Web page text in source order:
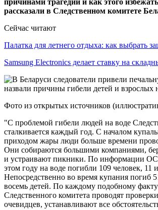
рассказали в Следственном комитете
Сейчас читают
Палатка для летнего отдыха: как выбрать
Samsung Electronics делает ставку на
Фото из открытых источников
"С проблемой гибели людей на воде
сталкивается каждый год. С началом
приходом жары люди больше времени
Они собираются большими компаниями,
и устраивают пикники. По информации
этом году на воде погибли 109 человек, 11
Непосредственно во время купания погиб
восемь детей. По каждому подобному
Следственного комитета проводят
очевидцев, устанавливают все